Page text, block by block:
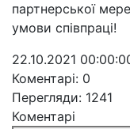
партнерської
умови співпраці!
22.10.2021
Коментарі: 0
Перегляди: 1241
Коментарі